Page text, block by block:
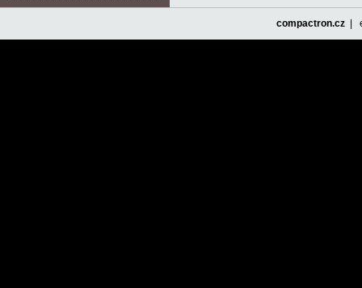
compactron.cz |